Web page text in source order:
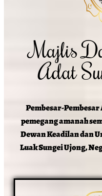
Majlis
Adat
Pembesar-
pemegang amanah
Dewan Keadilan dan
Luak Sungei Ujong,